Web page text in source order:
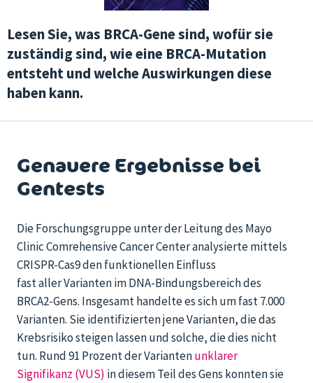
Lesen Sie, was BRCA-Gene sind, wofür sie
zuständig sind, wie eine BRCA-Mutation
entsteht und welche Auswirkungen diese
haben kann.
Genauere Ergebnisse bei
Gentests
Die Forschungsgruppe unter der Leitung des Mayo
Clinic Comrehensive Cancer Center analysierte mittels
CRISPR-Cas9 den funktionellen Einfluss
fast aller Varianten im DNA-Bindungsbereich des
BRCA2-Gens. Insgesamt handelte es sich um fast 7.000
Varianten. Sie identifizierten jene Varianten, die das
Krebsrisiko steigen lassen und solche, die dies nicht
tun. Rund 91 Prozent der Variantenunklarer
Signifikanz (VUS) in diesem Teil des Gens konnten sie